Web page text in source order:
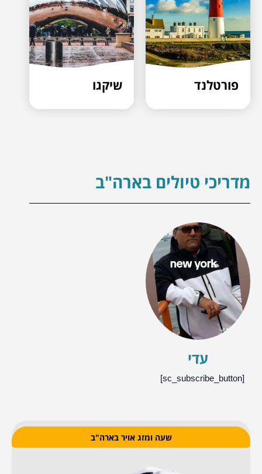
פורטלנד שיקגו
מדריכי טיולים בארה"ב
עדי
[sc_subscribe_button]
שעה ומזג אויר בארה"ב